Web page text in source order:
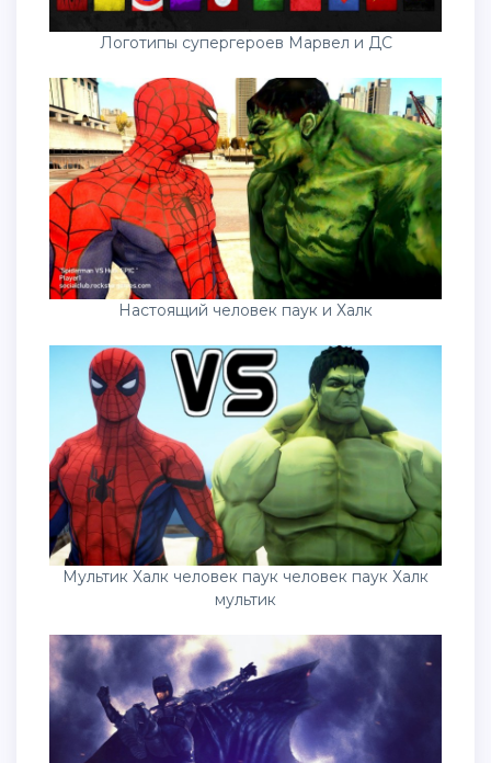
Логотипы супергероев Марвел и ДС
Настоящий человек паук и Халк
Мультик Халк человек паук человек паук Халк
мультик